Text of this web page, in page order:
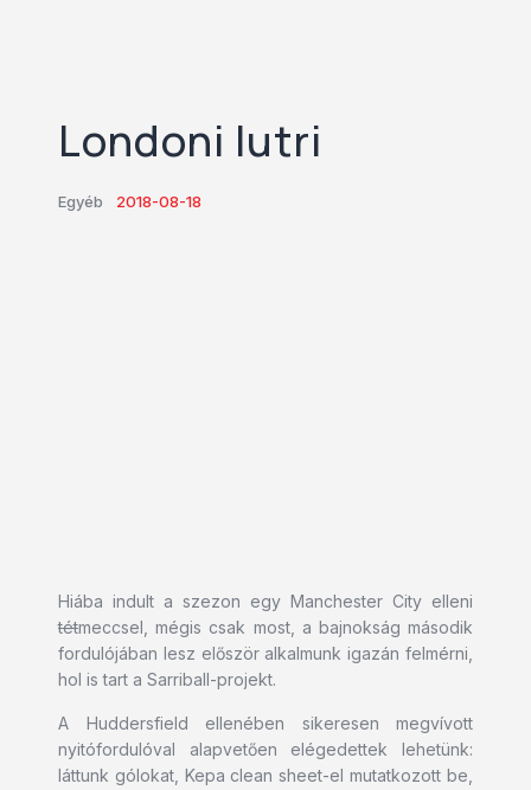
Londoni lutri
Egyéb 2018-08-18
Hiába indult a szezon egy Manchester City elleni
tétmeccsel, mégis csak most, a bajnokság második
fordulójában lesz először alkalmunk igazán felmérni,
hol is tart a Sarriball-projekt.
A Huddersfield ellenében sikeresen megvívott
nyitófordulóval alapvetően elégedettek lehetünk:
láttunk gólokat, Kepa clean sheet-el mutatkozott be,